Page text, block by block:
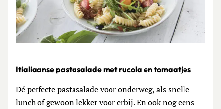
Itialiaanse pastasalade met rucola en tomaatjes
Dé perfecte pastasalade voor onderweg, als snelle
lunch of gewoon lekker voor erbij. En ook nog eens